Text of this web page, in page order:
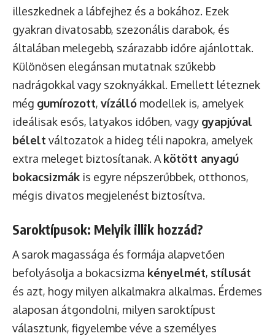
illeszkednek a lábfejhez és a bokához. Ezek
gyakran divatosabb, szezonális darabok, és
általában melegebb, szárazabb időre ajánlottak.
Különösen elegánsan mutatnak szűkebb
nadrágokkal vagy szoknyákkal. Emellett léteznek
még gumírozott, vízálló modellek is, amelyek
ideálisak esős, latyakos időben, vagy gyapjúval
bélelt változatok a hideg téli napokra, amelyek
extra meleget biztosítanak. A kötött anyagú
bokacsizmák is egyre népszerűbbek, otthonos,
mégis divatos megjelenést biztosítva.
Saroktípusok: Melyik illik hozzád?
A sarok magassága és formája alapvetően
befolyásolja a bokacsizma kényelmét, stílusát
és azt, hogy milyen alkalmakra alkalmas. Érdemes
alaposan átgondolni, milyen saroktípust
választunk, figyelembe véve a személyes